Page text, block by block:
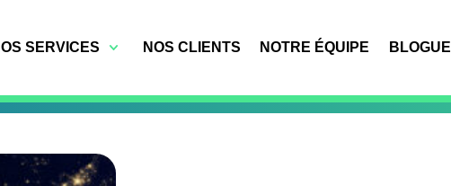
SERVICES NOS CLIENTS NOTRE ÉQUIPE BLOGUE